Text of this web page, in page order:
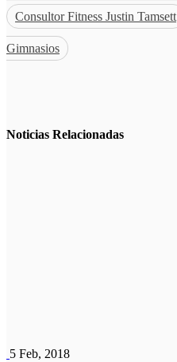
Consultor Fitness Justin Tamsett
Gimnasios
Noticias Relacionadas
5 Feb, 2018